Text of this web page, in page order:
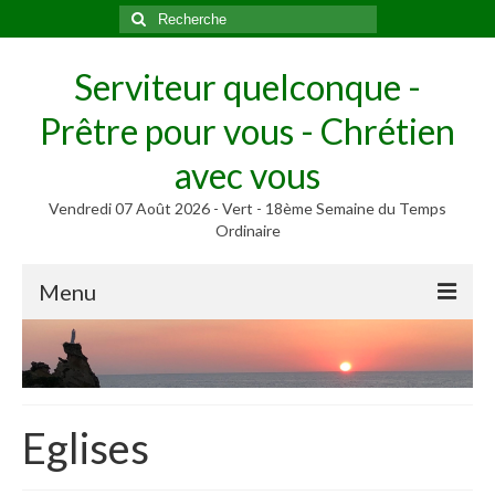
Rechercher
:
Serviteur quelconque -
Prêtre pour vous - Chrétien
avec vous
Vendredi 07 Août 2026 - Vert - 18ème Semaine du Temps
Ordinaire
Menu
Méditer
Homélies, Poèmes
Homélies
Eglises